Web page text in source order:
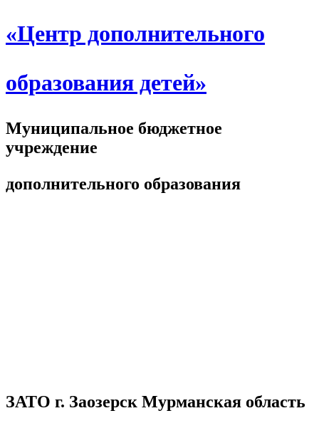
«Центр дополнительного
образования детей»
Муниципальное бюджетное
учреждение
дополнительного образования
ЗАТО г. Заозерск Мурманская область